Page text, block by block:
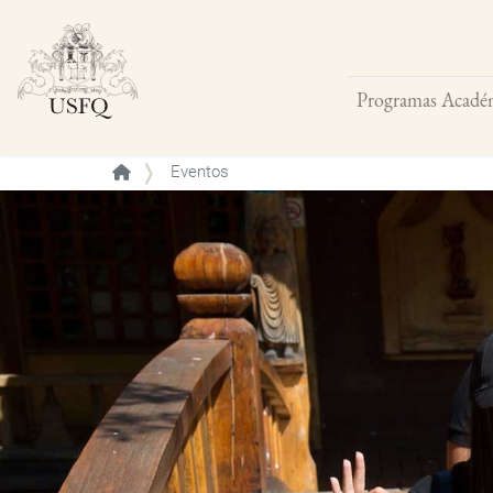
Programas
Buscar
Eventos